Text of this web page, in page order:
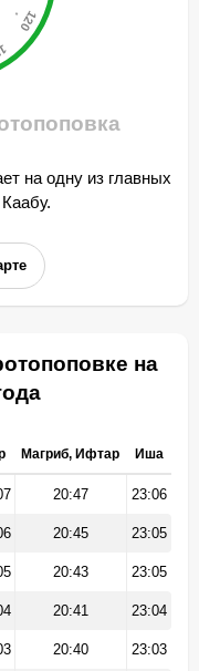
на одну из главных
на
Магриб, Ифтар Иша
20:47 23:06
20:45 23:05
20:43 23:05
20:41 23:04
20:40 23:03